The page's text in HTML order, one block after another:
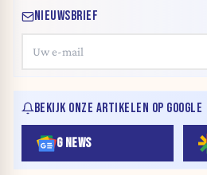
NIEUWSBRIEF
BEKIJK ONZE ARTIKELEN OP GOOGLE
G NEWS